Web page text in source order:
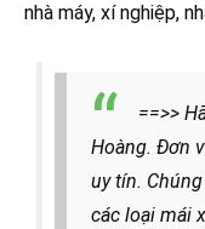
nhà máy, xí nghiệp,
==>>
Hoàng. Đơn
uy tín.
các loại mái